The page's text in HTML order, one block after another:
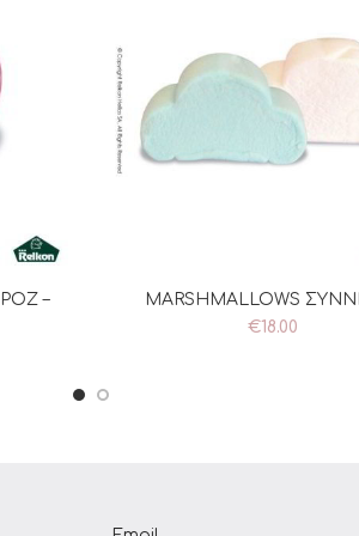
–
ΠΡΟΣΘΉΚΗ ΣΤΟ
MARSHMALLOWS
€18.00